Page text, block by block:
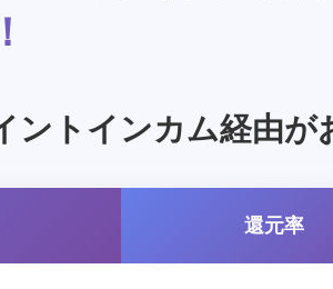
トインカム経由が
還元率